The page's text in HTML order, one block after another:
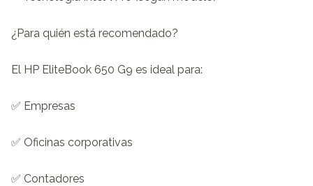
¿Para quién está recomendado?
El HP EliteBook 650 G9 es ideal para:
✅ Empresas
✅ Oficinas corporativas
✅ Contadores